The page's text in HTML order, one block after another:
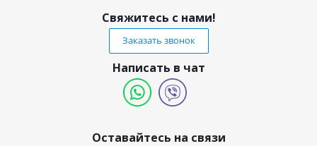
Свяжитесь с нами!
Заказать звонок
Написать в чат
Оставайтесь на связи